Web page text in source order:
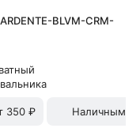
BLVM-CRM-
350 ₽ Наличными